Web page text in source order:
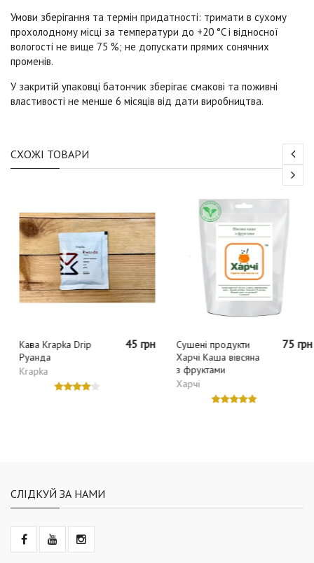
Умови зберігання та термін придатності: тримати в сухому
прохолодному місці за температури до +20 °C і відносної
вологості не вище 75 %; не допускати прямих сонячних
променів.
У закритій упаковці батончик зберігає смакові та поживні
властивості не менше 6 місяців від дати виробництва.
СХОЖІ ТОВАРИ
Кава Krapka Drip
Руанда
Krapka
45 грн
Сушені продукти
Харчі Каша вівсяна
з фруктами
Харчі
75 грн
СЛІДКУЙ ЗА НАМИ